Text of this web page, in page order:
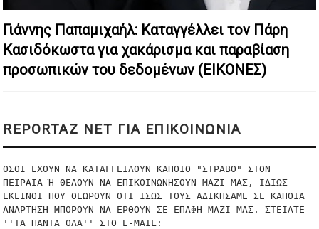
Γιάννης Παπαμιχαήλ: Καταγγέλλει τον Πάρη
Κασιδόκωστα για χακάρισμα και παραβίαση
προσωπικών του δεδομένων (ΕΙΚΟΝΕΣ)
REPORTAZ NET ΓΙΑ ΕΠΙΚΟΙΝΩΝΙΑ
ΟΣΟΙ ΕΧΟΥΝ ΝΑ ΚΑΤΑΓΓΕΙΛΟΥΝ ΚΑΠΟΙΟ "ΣΤΡΑΒΟ" ΣΤΟΝ
ΠΕΙΡΑΙΑ Ή ΘΕΛΟΥΝ ΝΑ ΕΠΙΚΟΙΝΩΝΗΣΟΥΝ ΜΑΖΙ ΜΑΣ, ΙΔΙΩΣ
ΕΚΕΙΝΟΙ ΠΟΥ ΘΕΩΡΟΥΝ ΟΤΙ ΙΣΩΣ ΤΟΥΣ ΑΔΙΚΗΣΑΜΕ ΣΕ ΚΑΠΟΙΑ
ΑΝΑΡΤΗΣΗ ΜΠΟΡΟΥΝ ΝΑ ΕΡΘΟΥΝ ΣΕ ΕΠΑΦΗ ΜΑΖΙ ΜΑΣ. ΣΤΕΙΛΤΕ
''ΤΑ ΠΑΝΤΑ ΟΛΑ'' ΣΤO E-MAIL: